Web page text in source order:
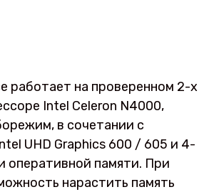
работает на проверенном 2-х
Intel Celeron N4000,
в сочетании с
UHD Graphics 600 / 605 и 4-
оперативной памяти. При
нарастить память